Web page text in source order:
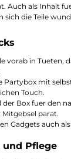
Auch als Inhalt
sich die Teile
vorab in Tueten,
Partybox mit
Touch.
der Box fuer den
parat.
Gadgets auch
Pflege